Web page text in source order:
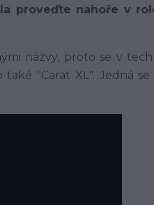
proveďte nahoře v
názvy, proto se v
"Carat XL". Jedná se